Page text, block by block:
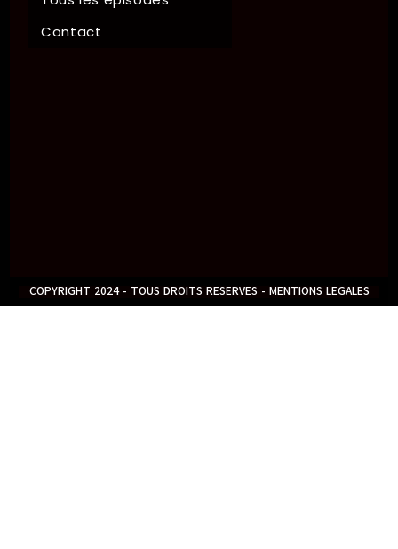
Contact
COPYRIGHT 2024 - TOUS DROITS RESERVES - MENTIONS LEGALES